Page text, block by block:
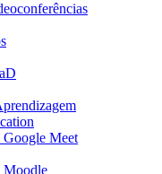
Google Meet
Moodle